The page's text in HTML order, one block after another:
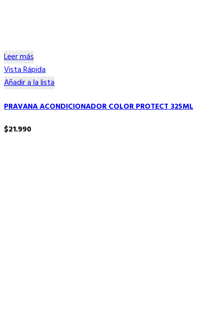
Leer más
Vista Rápida
Añadir a la lista
PRAVANA ACONDICIONADOR COLOR PROTECT 325ML
$21.990